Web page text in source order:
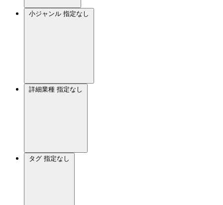
小ジャンル 指定なし
詳細業種 指定なし
タグ 指定なし